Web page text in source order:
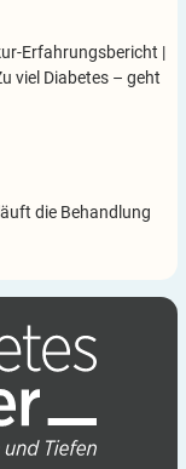
Erfahrungsbericht |
viel Diabetes – geht
die Behandlung